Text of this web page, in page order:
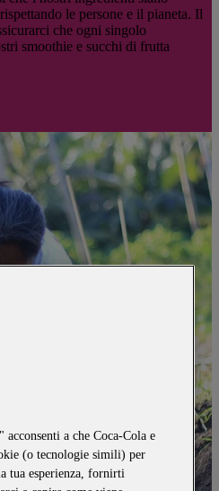
le persone e il pianeta. Il
che ogni singolo
smoothie e succhi di frutta
a che Coca-Cola e
(o tecnologie simili) per
tua esperienza, fornirti